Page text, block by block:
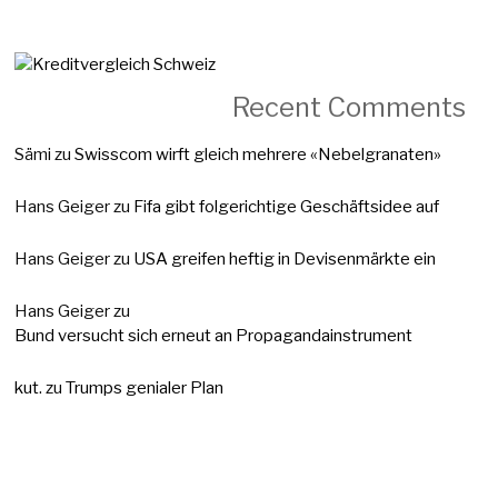
Recent Comments
Sämi zuSwisscom wirft gleich mehrere «Nebelgranaten»
Hans Geigerzu Fifa gibt folgerichtige Geschäftsidee auf
Hans Geigerzu USA greifen heftig in Devisenmärkte ein
Hans Geigerzu
Bund versucht sich erneut an Propagandainstrument
kut. zuTrumps genialer Plan